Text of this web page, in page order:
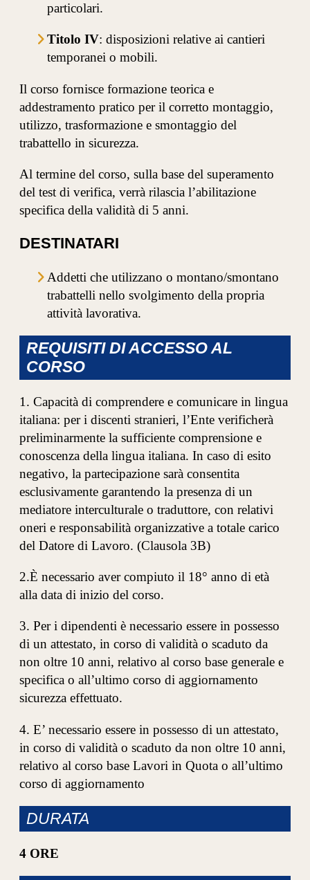
particolari.
Titolo IV: disposizioni relative ai cantieri
temporanei o mobili.
Il corso fornisce formazione teorica e
addestramento pratico per il corretto montaggio,
utilizzo, trasformazione e smontaggio del
trabattello in sicurezza.
Al termine del corso, sulla base del superamento
del test di verifica, verrà rilascia l’abilitazione
specifica della validità di 5 anni.
DESTINATARI
Addetti che utilizzano o montano/smontano
trabattelli nello svolgimento della propria
attività lavorativa.
REQUISITI DI ACCESSO AL
CORSO
1. Capacità di comprendere e comunicare in lingua
italiana: per i discenti stranieri, l’Ente verificherà
preliminarmente la sufficiente comprensione e
conoscenza della lingua italiana. In caso di esito
negativo, la partecipazione sarà consentita
esclusivamente garantendo la presenza di un
mediatore interculturale o traduttore, con relativi
oneri e responsabilità organizzative a totale carico
del Datore di Lavoro. (Clausola 3B)
2.È necessario aver compiuto il 18° anno di età
alla data di inizio del corso.
3. Per i dipendenti è necessario essere in possesso
di un attestato, in corso di validità o scaduto da
non oltre 10 anni, relativo al corso base generale e
specifica o all’ultimo corso di aggiornamento
sicurezza effettuato.
4. E’ necessario essere in possesso di un attestato,
in corso di validità o scaduto da non oltre 10 anni,
relativo al corso base Lavori in Quota o all’ultimo
corso di aggiornamento
DURATA
4 ORE